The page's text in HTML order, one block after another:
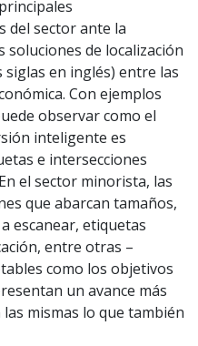
del sector ante la
soluciones de localización
en inglés) entre las
Con ejemplos
observar como el
inteligente es
e intersecciones
el sector minorista, las
que abarcan tamaños,
escanear, etiquetas
entre otras –
como los objetivos
un avance más
mismas lo que también